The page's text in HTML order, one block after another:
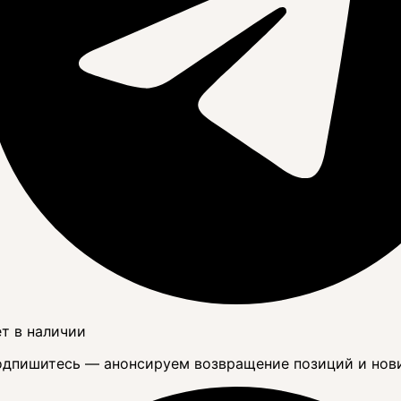
в наличии
— анонсируем возвращение позиций и